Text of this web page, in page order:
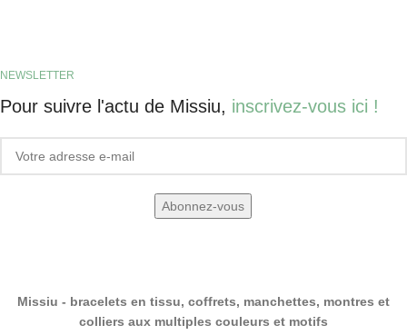
NEWSLETTER
Pour suivre l'actu de Missiu, inscrivez-vous ici !
Missiu - bracelets en tissu, coffrets, manchettes, montres et
colliers aux multiples couleurs et motifs